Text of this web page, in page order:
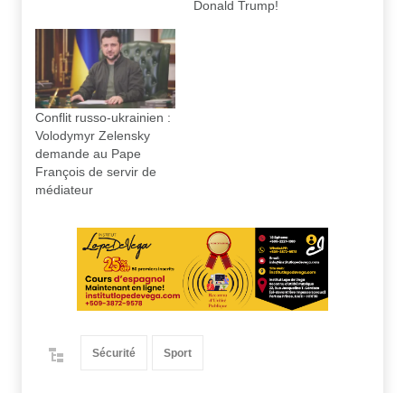
Donald Trump!
Conflit russo-ukrainien :
Volodymyr Zelensky
demande au Pape
François de servir de
médiateur
Sécurité Sport